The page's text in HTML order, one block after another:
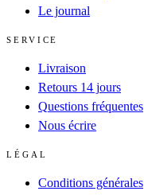
Le journal
SERVICE
Livraison
Retours 14 jours
Questions fréquentes
Nous écrire
LÉGAL
Conditions générales